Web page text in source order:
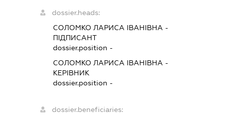
dossier.heads:
СОЛОМКО ЛАРИСА ІВАНІВНА -
ПІДПИСАНТ
dossier.position -
СОЛОМКО ЛАРИСА ІВАНІВНА -
КЕРІВНИК
dossier.position -
dossier.beneficiaries: